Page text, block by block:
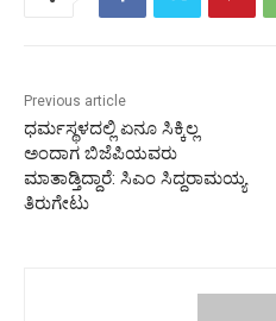
Previous article
ಧರ್ಮಸ್ಥಳದಲ್ಲಿ ಏನೂ ಸಿಕ್ಕಿಲ್ಲ
ಅಂದಾಗ ಬಿಜೆಪಿಯವರು
ಮಾತಾಡ್ತಿದ್ದಾರೆ: ಸಿಎಂ ಸಿದ್ದರಾಮಯ್ಯ
ತಿರುಗೇಟು